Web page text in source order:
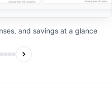
and savings at a glance